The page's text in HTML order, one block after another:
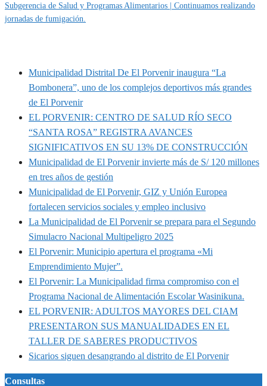
Subgerencia de Salud y Programas Alimentarios | Continuamos realizando
jornadas de fumigación.
Municipalidad Distrital De El Porvenir inaugura “La
Bombonera”, uno de los complejos deportivos más grandes
de El Porvenir
EL PORVENIR: CENTRO DE SALUD RÍO SECO
“SANTA ROSA” REGISTRA AVANCES
SIGNIFICATIVOS EN SU 13% DE CONSTRUCCIÓN
Municipalidad de El Porvenir invierte más de S/ 120 millones
en tres años de gestión
Municipalidad de El Porvenir, GIZ y Unión Europea
fortalecen servicios sociales y empleo inclusivo
La Municipalidad de El Porvenir se prepara para el Segundo
Simulacro Nacional Multipeligro 2025
El Porvenir: Municipio apertura el programa «Mi
Emprendimiento Mujer”.
El Porvenir: La Municipalidad firma compromiso con el
Programa Nacional de Alimentación Escolar Wasinikuna.
EL PORVENIR: ADULTOS MAYORES DEL CIAM
PRESENTARON SUS MANUALIDADES EN EL
TALLER DE SABERES PRODUCTIVOS
Sicarios siguen desangrando al distrito de El Porvenir
Consultas